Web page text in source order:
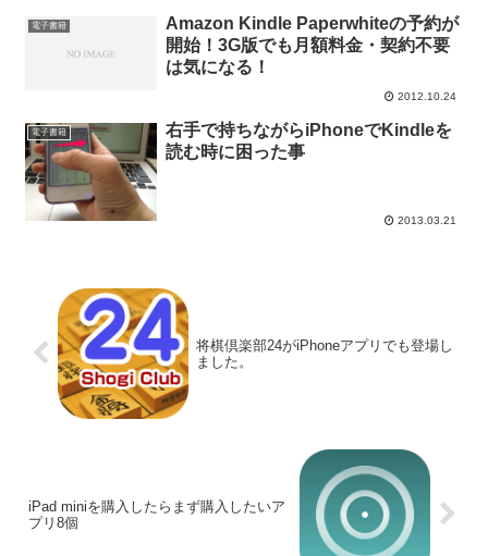
電子書籍
Amazon Kindle Paperwhiteの予約が
開始！3G版でも月額料金・契約不要
は気になる！
2012.10.24
電子書籍
右手で持ちながらiPhoneでKindleを
読む時に困った事
2013.03.21
将棋倶楽部24がiPhoneアプリでも登場し
ました。
iPad miniを購入したらまず購入したいア
プリ8個